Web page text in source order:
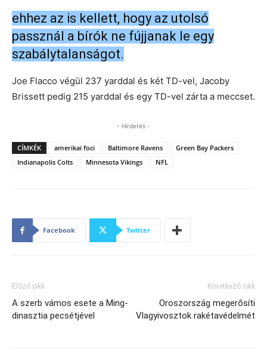
ehhez az is kellett, hogy az utolsó
passznál a bírók ne fújjanak le egy
szabálytalanságot.
Joe Flacco végül 237 yarddal és két TD-vel, Jacoby
Brissett pedig 215 yarddal és egy TD-vel zárta a meccset.
- Hirdetés -
CÍMKÉK amerikai foci Baltimore Ravens
Green Bay Packers
Indianapolis Colts
Minnesota Vikings NFL
Facebook Twitter
Előző cikk
A szerb vámos esete a Ming-
dinasztia pecsétjével
Következő cikk
Oroszország megerősíti
Vlagyivosztok rakétavédelmét